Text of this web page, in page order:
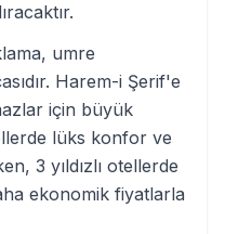
umre
Harem-i Şerif'e
için büyük
lüks konfor ve
3 yıldızlı otellerde
ekonomik fiyatlarla